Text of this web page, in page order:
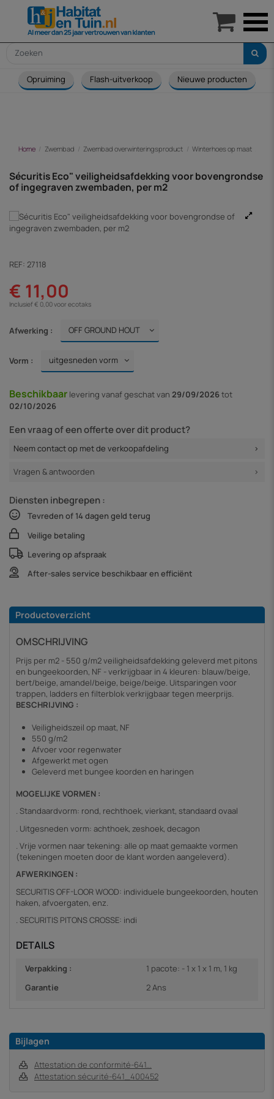
Opruiming Flash-uitverkoop Nieuwe producten
Home Zwembad Zwembad overwinteringsproduct Winterhoes op maat
Sécuritis Eco" veiligheidsafdekking voor bovengrondse
of ingegraven zwembaden, per m2
REF: 27118
€ 11,00
Inclusief € 0,00 voor ecotaks
Afwerking :
Vorm :
Beschikbaar levering vanafgeschat van 29/09/2026tot
02/10/2026
Een vraag of een offerte over dit product?
Neem contact op met de verkoopafdeling
Vragen & antwoorden
Diensten inbegrepen :
Tevreden of 14 dagen geld terug
Veilige betaling
Levering op afspraak
After-sales service beschikbaar en efficiënt
Productoverzicht
OMSCHRIJVING
Prijs per m2 - 550 g/m2 veiligheidsafdekking geleverd met pitons
en bungeekoorden, NF - verkrijgbaar in 4 kleuren: blauw/beige,
bert/beige, amandel/beige, beige/beige. Uitsparingen voor
trappen, ladders en filterblok verkrijgbaar tegen meerprijs.
BESCHRIJVING :
Veiligheidszeil op maat, NF
550 g/m2
Afvoer voor regenwater
Afgewerkt met ogen
Geleverd met bungee koorden en haringen
MOGELIJKE VORMEN :
. Standaardvorm: rond, rechthoek, vierkant, standaard ovaal
. Uitgesneden vorm: achthoek, zeshoek, decagon
. Vrije vormen naar tekening: alle op maat gemaakte vormen
(tekeningen moeten door de klant worden aangeleverd).
AFWERKINGEN :
SECURITIS OFF-LOOR WOOD: individuele bungeekoorden, houten
haken, afvoergaten, enz.
. SECURITIS PITONS CROSSE: indi
DETAILS
Verpakking :
1 pacote: - 1 x 1 x 1 m, 1 kg
Garantie
2 Ans
Bijlagen
Attestation de conformité-641...
Attestation sécurité-641_400452
